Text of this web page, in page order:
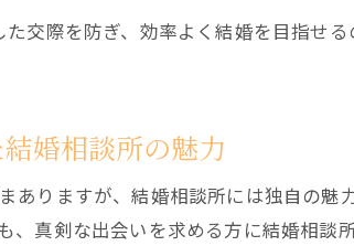
交際を防ぎ、効率よく結婚を目指せ
婚相談所の魅力
ありますが、結婚相談所には独自の
真剣な出会いを求める方に結婚相談所